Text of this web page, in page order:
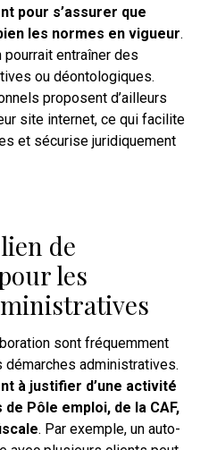
pour s’assurer que
les normes en vigueur.
entraîner des
ou déontologiques.
proposent d’ailleurs
site internet, ce qui facilite
et sécurise juridiquement
de
les
sont fréquemment
administratives.
à justifier d’une activité
Pôle emploi, de la CAF,
. Par exemple, un auto-